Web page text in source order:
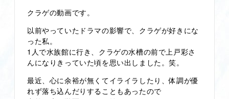
クラゲの動画です。
以前やっていたドラマの影響で、クラゲが好きにな
った私。
1人で水族館に行き、クラゲの水槽の前で上戸彩さ
んになりきっていた頃を思い出しました。笑。
最近、心に余裕が無くてイライラしたり、体調が優
れず落ち込んだりすることもあったので